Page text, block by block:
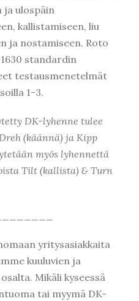
ja ulospäin
kallistamiseen, liu
ja nostamiseen. Roto
standardin
testausmenetelmät
1-3.
DK-lyhenne tulee
(käännä) ja Kipp
myös lyhennettä
Tilt (kallista) & Turn
yritysasiakkaita
kuuluvien ja
Mikäli kyseessä
tai myymä DK-